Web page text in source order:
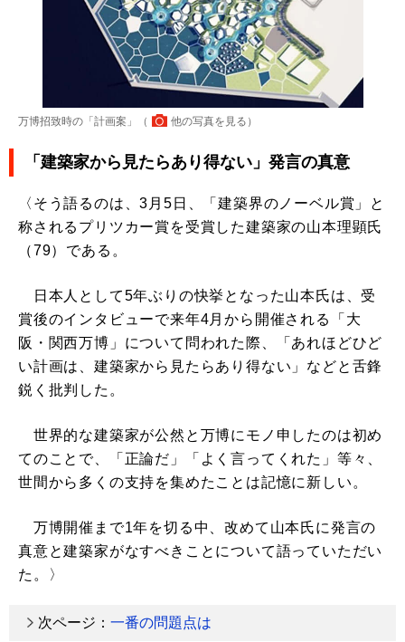
万博招致時の「計画案」（ 他の写真を見る ）
「建築家から見たらあり得ない」発言の真意
〈そう語るのは、3月5日、「建築界のノーベル賞」と
称されるプリツカー賞を受賞した建築家の山本理顕氏
（79）である。
日本人として5年ぶりの快挙となった山本氏は、受
賞後のインタビューで来年4月から開催される「大
阪・関西万博」について問われた際、「あれほどひど
い計画は、建築家から見たらあり得ない」などと舌鋒
鋭く批判した。
世界的な建築家が公然と万博にモノ申したのは初め
てのことで、「正論だ」「よく言ってくれた」等々、
世間から多くの支持を集めたことは記憶に新しい。
万博開催まで1年を切る中、改めて山本氏に発言の
真意と建築家がなすべきことについて語っていただい
た。〉
次ページ： 一番の問題点は